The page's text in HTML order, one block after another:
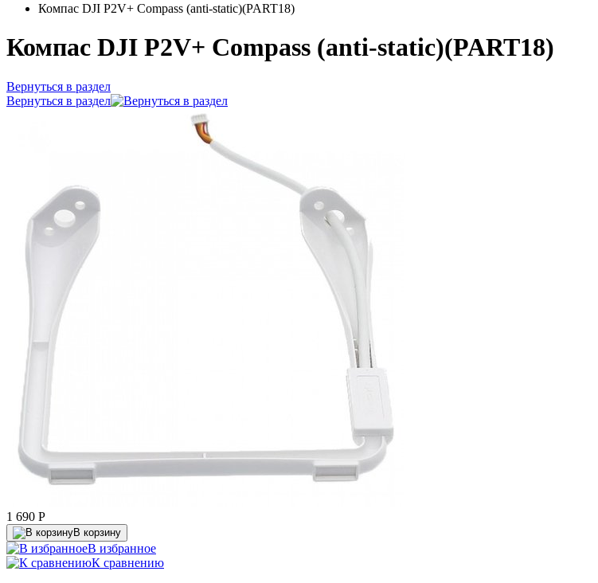
Компас DJI P2V+ Compass (anti-static)(PART18)
Компас DJI P2V+ Compass (anti-static)(PART18)
Вернуться в раздел
Вернуться в раздел
1 690 P
В корзину
В избранное
К сравнению